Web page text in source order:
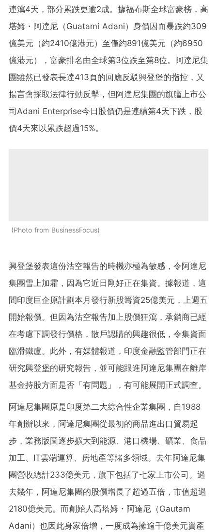
連瀉4天，部分累跌更逾2成。據福布斯全球富豪榜，高
塔姆・阿達尼（Guatami Adani）身價因而暴跌約309
億美元（約2410億港元）至僅約891億美元（約6950
億港元），富豪排名由全球第3位跌至第8位。阿達尼集
團雖然已發表長達413頁的回應反駁興登堡的指控，又
揚言會採取法律行動反擊，但阿達尼集團的旗艦上市公
司Adani Enterprise今日股價仍是連續第4天下跌，股
價4天來以累跌超過15%。
Photo from BusinessFocus
興登堡發表這份沽空報告的時機亦極為敏感，令阿達尼
集團雪上加霜，因為它近日剛好正在集資。據報道，這
間印度巨企原計劃本月發行新股籌資25億美元，上週五
開始報價。但因為沽空報告加上股價狂瀉，承銷商已經
在考慮下調發行價格，散戶認購的興趣很低，令集資面
臨滑鐵盧。此外，有媒體報道，印度金融監管部門正在
研究興登堡的研究報告，並可能跟進阿達尼集團在離岸
基金持股方面是否「有問題」，有可能展開正式調查。
阿達尼集團原是印度第二大綜合性企業集團，自1988
年創辦以來，阿達尼集團從最初的商品進出口貿易起
步，業務版圖逐步擴大到能源、港口機場、礦業、食品
加工、IT雲端運算、房地產等諸多領域。去年阿達尼集
團營收總計233億美元，旗下包括了七家上市公司。過
去幾年，阿達尼集團的股價增長了超過五倍，市值超過
2180億美元。而創始人高塔姆・阿達尼（Gautam
Adani）也因此身家倍增，一度成為擁逾千億美元資產